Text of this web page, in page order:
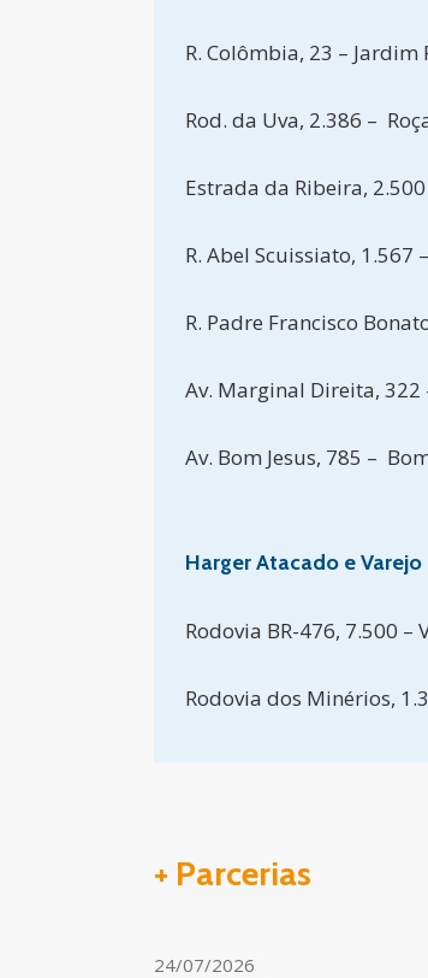
R. Colômbia, 23 – Jardim
Rod. da Uva, 2.386 –
Estrada da Ribeira,
R. Abel Scuissiato,
R. Padre Francisco
Av. Marginal Direita, 322
Av. Bom Jesus, 785 –
Harger Atacado e Varejo
Rodovia BR-476, 7.500 –
Rodovia dos Minérios,
+ Parcerias
24/07/2026